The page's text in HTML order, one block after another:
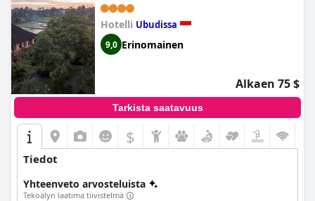
Hotelli Ubudissa
9,0 Erinomainen
Alkaen 75 $
Tarkista saatavuus
$
Tiedot
Yhteenveto arvosteluista
Tekoälyn laatima tiivistelmä